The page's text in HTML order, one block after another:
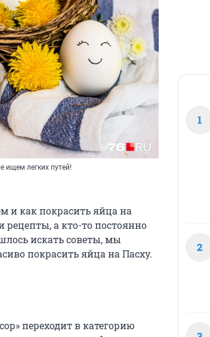
ищем легких путей!
и как покрасить яйца на
рецепты, а кто-то постоянно
искать советы, мы
покрасить яйца на Пасху.
переходит в категорию
1
2